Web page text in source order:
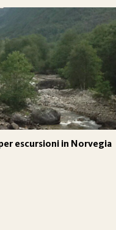
escursioni in Norvegia